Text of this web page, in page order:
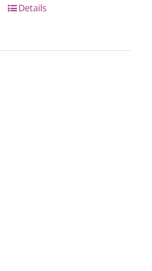
Details